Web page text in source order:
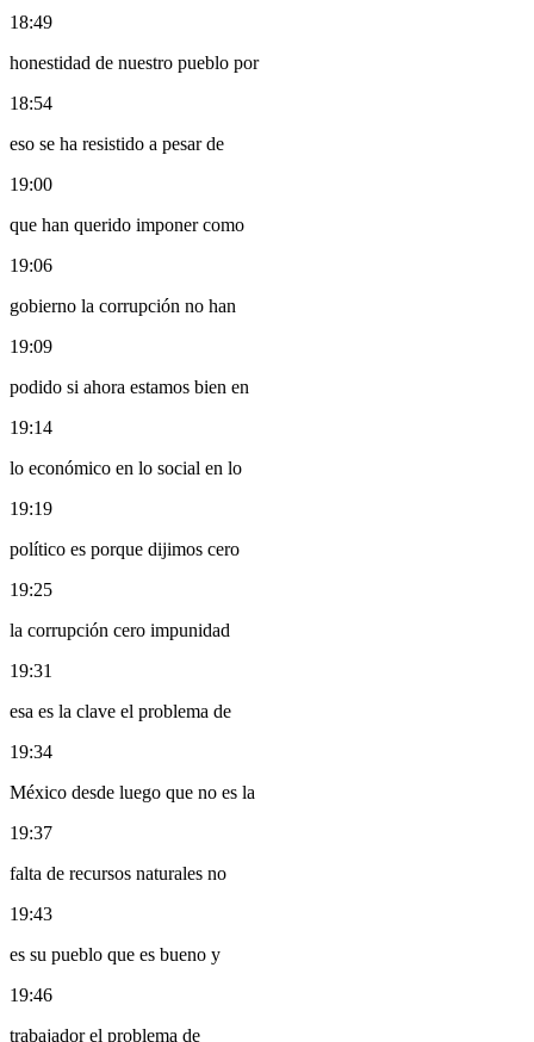
18:49
honestidad de nuestro pueblo por
18:54
eso se ha resistido a pesar de
19:00
que han querido imponer como
19:06
gobierno la corrupción no han
19:09
podido si ahora estamos bien en
19:14
lo económico en lo social en lo
19:19
político es porque dijimos cero
19:25
la corrupción cero impunidad
19:31
esa es la clave el problema de
19:34
México desde luego que no es la
19:37
falta de recursos naturales no
19:43
es su pueblo que es bueno y
19:46
trabajador el problema de